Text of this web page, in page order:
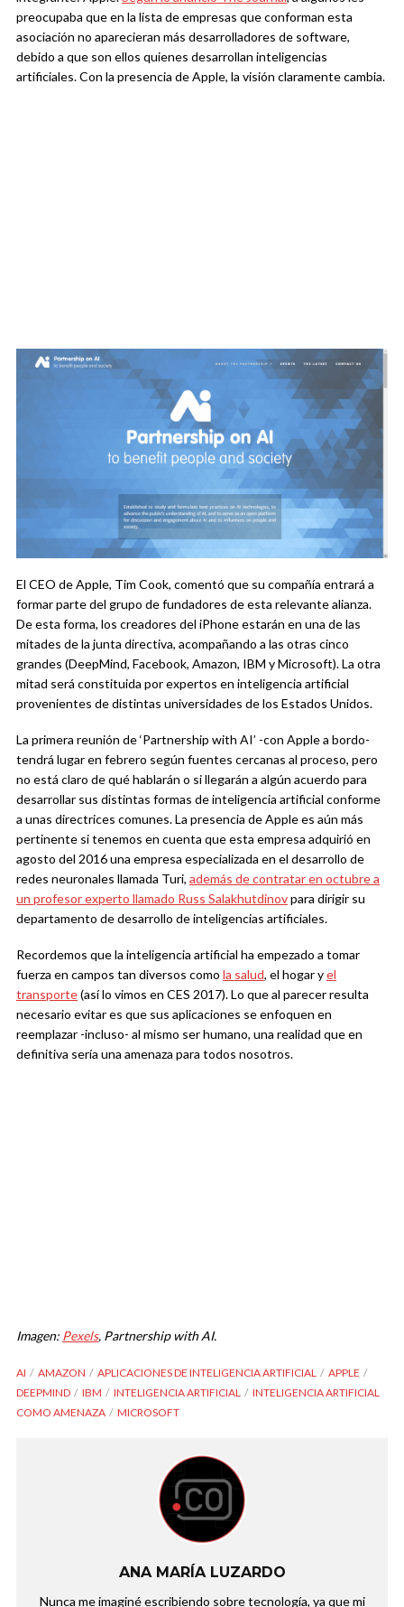
preocupaba que en la lista de empresas que conforman esta
asociación no aparecieran más desarrolladores de software,
debido a que son ellos quienes desarrollan inteligencias
artificiales. Con la presencia de Apple, la visión claramente cambia.
El CEO de Apple, Tim Cook, comentó que su compañía entrará a
formar parte del grupo de fundadores de esta relevante alianza.
De esta forma, los creadores del iPhone estarán en una de las
mitades de la junta directiva, acompañando a las otras cinco
grandes (DeepMind, Facebook, Amazon, IBM y Microsoft). La otra
mitad será constituida por expertos en inteligencia artificial
provenientes de distintas universidades de los Estados Unidos.
La primera reunión de ‘Partnership with AI’ -con Apple a bordo-
tendrá lugar en febrero según fuentes cercanas al proceso, pero
no está claro de qué hablarán o si llegarán a algún acuerdo para
desarrollar sus distintas formas de inteligencia artificial conforme
a unas directrices comunes. La presencia de Apple es aún más
pertinente si tenemos en cuenta que esta empresa adquirió en
agosto del 2016 una empresa especializada en el desarrollo de
redes neuronales llamada Turi, además de contratar en octubre a
un profesor experto llamado Russ Salakhutdinovpara dirigir su
departamento de desarrollo de inteligencias artificiales.
Recordemos que la inteligencia artificial ha empezado a tomar
fuerza en campos tan diversos como la salud, el hogar yel
transporte(así lo vimos en CES 2017). Lo que al parecer resulta
necesario evitar es que sus aplicaciones se enfoquen en
reemplazar -incluso- al mismo ser humano, una realidad que en
definitiva sería una amenaza para todos nosotros.
Imagen: Pexels, Partnership with AI.
AI AMAZON APLICACIONES DE INTELIGENCIA ARTIFICIAL
APPLE
DEEPMIND
IBM INTELIGENCIA ARTIFICIAL
INTELIGENCIA ARTIFICIAL
COMO AMENAZA
MICROSOFT
ANA MARÍA LUZARDO
Nunca me imaginé escribiendo sobre tecnología, ya que mi